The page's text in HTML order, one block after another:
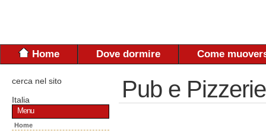
Home Dove dormire Come
cerca nel sito
Italia
Menu
Home
Pub e Pizzerie